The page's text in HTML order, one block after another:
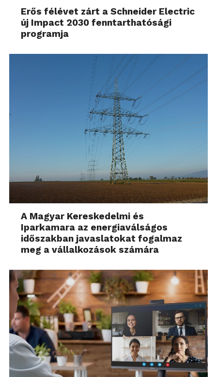
Erős félévet zárt a Schneider Electric
új Impact 2030 fenntarthatósági
programja
A Magyar Kereskedelmi és
Iparkamara az energiaválságos
időszakban javaslatokat fogalmaz
meg a vállalkozások számára